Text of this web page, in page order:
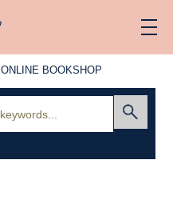
ONLINE
ONLINE BOOKSHOP